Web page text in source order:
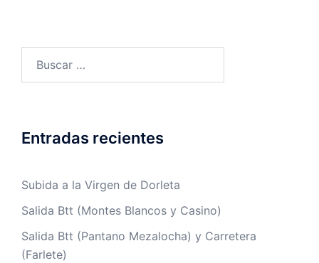
Entradas recientes
Subida a la Virgen de Dorleta
Salida Btt (Montes Blancos y Casino)
Salida Btt (Pantano Mezalocha) y Carretera
(Farlete)